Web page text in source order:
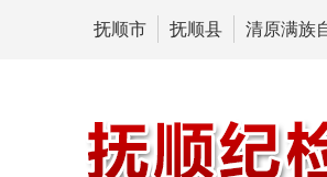
抚顺市 抚顺县 清原满族